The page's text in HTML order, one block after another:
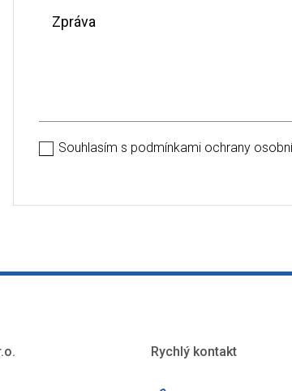
Souhlasím s podmínkami ochrany
Rychlý kontakt